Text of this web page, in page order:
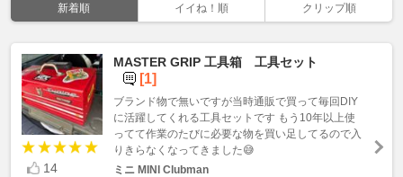
新着順 イイね！順 クリップ順
14
MASTER GRIP 工具箱 工具セット
[1]
ブランド物で無いですが当時通販で買って毎回DIY
に活躍してくれる工具セットです もう10年以上使
ってて作業のたびに必要な物を買い足してるので入
りきらなくなってきました😅
ミニ MINI Clubman